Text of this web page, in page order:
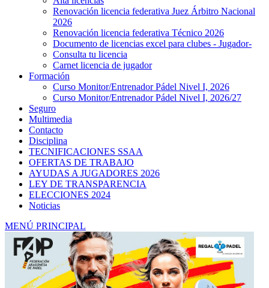
Renovación licencia federativa Juez Árbitro Nacional
2026
Renovación licencia federativa Técnico 2026
Documento de licencias excel para clubes - Jugador-
Consulta tu licencia
Carnet licencia de jugador
Formación
Curso Monitor/Entrenador Pádel Nivel I, 2026
Curso Monitor/Entrenador Pádel Nivel I, 2026/27
Seguro
Multimedia
Contacto
Disciplina
TECNIFICACIONES SSAA
OFERTAS DE TRABAJO
AYUDAS A JUGADORES 2026
LEY DE TRANSPARENCIA
ELECCIONES 2024
Noticias
MENÚ PRINCIPAL